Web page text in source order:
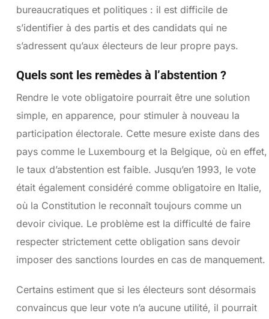
bureaucratiques et politiques : il est difficile de
s’identifier à des partis et des candidats qui ne
s’adressent qu’aux électeurs de leur propre pays.
Quels sont les remèdes à l’abstention ?
Rendre le vote obligatoire pourrait être une solution
simple, en apparence, pour stimuler à nouveau la
participation électorale. Cette mesure existe dans des
pays comme le Luxembourg et la Belgique, où en effet,
le taux d’abstention est faible. Jusqu’en 1993, le vote
était également considéré comme obligatoire en Italie,
où la Constitution le reconnaît toujours comme un
devoir civique. Le problème est la difficulté de faire
respecter strictement cette obligation sans devoir
imposer des sanctions lourdes en cas de manquement.
Certains estiment que si les électeurs sont désormais
convaincus que leur vote n’a aucune utilité, il pourrait